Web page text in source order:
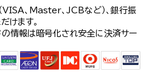
VISA、Master、JCBなど）、銀行振
けます。
の情報は暗号化され安全に決済サー